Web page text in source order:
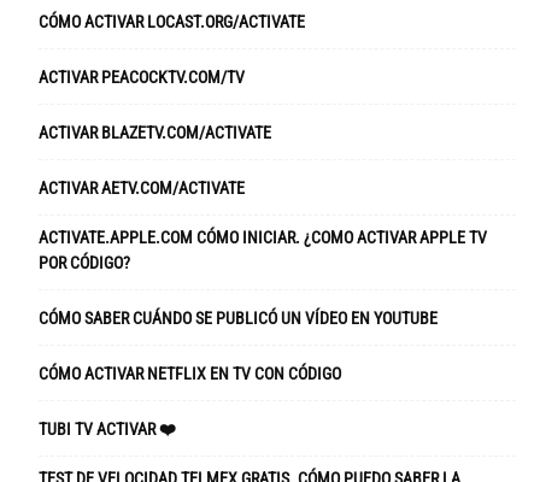
CÓMO ACTIVAR LOCAST.ORG/ACTIVATE
ACTIVAR PEACOCKTV.COM/TV
ACTIVAR BLAZETV.COM/ACTIVATE
ACTIVAR AETV.COM/ACTIVATE
ACTIVATE.APPLE.COM CÓMO INICIAR. ¿COMO ACTIVAR APPLE TV
POR CÓDIGO?
CÓMO SABER CUÁNDO SE PUBLICÓ UN VÍDEO EN YOUTUBE
CÓMO ACTIVAR NETFLIX EN TV CON CÓDIGO
TUBI TV ACTIVAR ❤️